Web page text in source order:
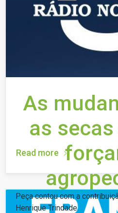
As
as
Peça contou com a
Henrique Trindade
Read more